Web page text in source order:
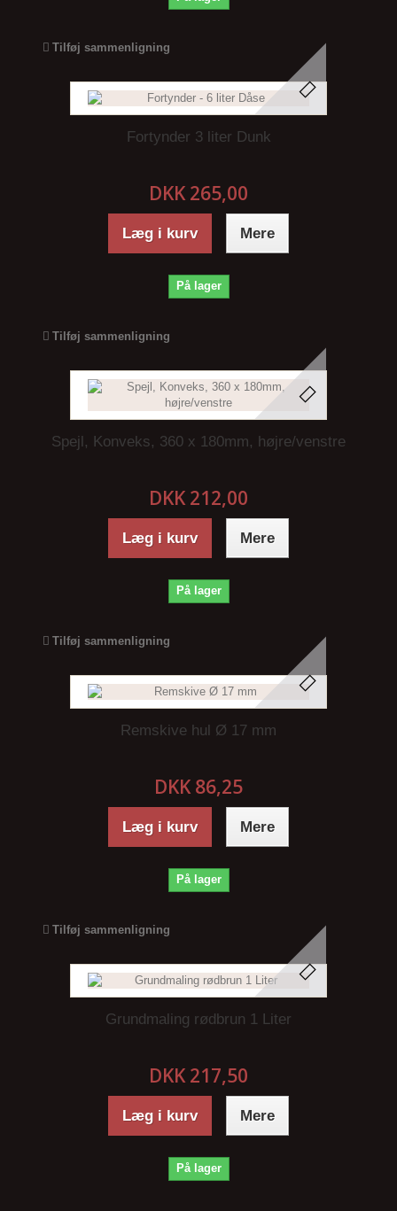
Tilføj sammenligning
Fortynder 3 liter Dunk
DKK 265,00
Læg i kurv Mere
På lager
Tilføj sammenligning
Spejl, Konveks, 360 x 180mm, højre/venstre
DKK 212,00
Læg i kurv Mere
På lager
Tilføj sammenligning
Remskive hul Ø 17 mm
DKK 86,25
Læg i kurv Mere
På lager
Tilføj sammenligning
Grundmaling rødbrun 1 Liter
DKK 217,50
Læg i kurv Mere
På lager